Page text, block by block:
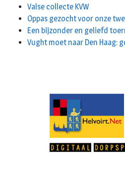
Valse collecte KVW
Oppas gezocht voor onze
Een bijzonder en geliefd
Vught moet naar Den Haag: